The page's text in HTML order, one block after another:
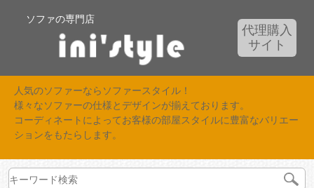
ソファの専門店
代理購入
サイト
人気のソファーならソファースタイル！
様々なソファーの仕様とデザインが揃えております。
コーディネートによってお客様の部屋スタイルに豊富なバリエー
ションをもたらします。